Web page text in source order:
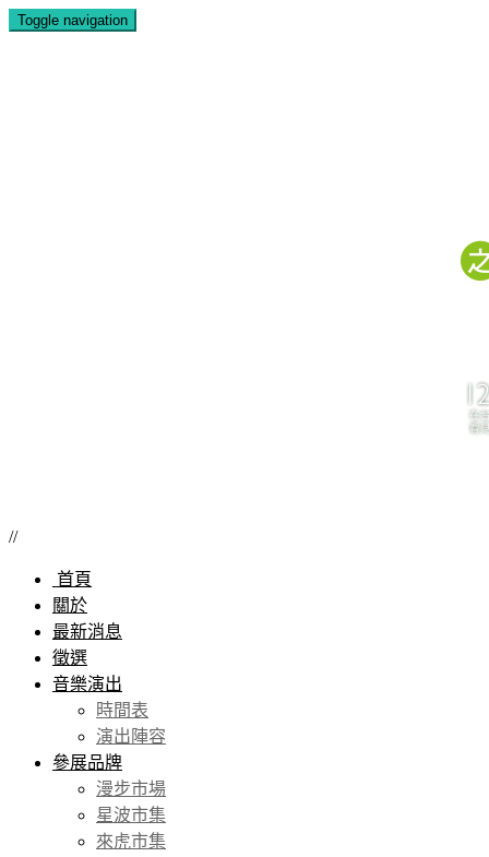
Toggle navigation
//
首頁
關於
最新消息
徵選
音樂演出
時間表
演出陣容
參展品牌
漫步市場
星波市集
來虎市集